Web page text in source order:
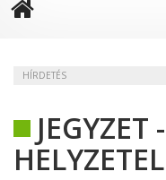
HÍRDETÉS
JEGYZET -